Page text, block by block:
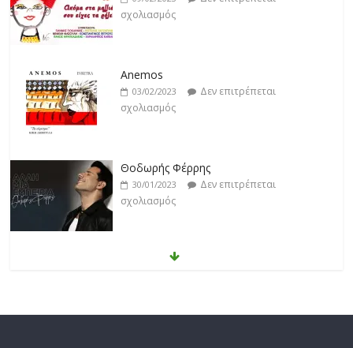
σχολιασμός
Anemos
03/02/2023
Δεν επιτρέπεται
σχολιασμός
Θοδωρής Φέρρης
30/01/2023
Δεν επιτρέπεται
σχολιασμός
Νίκος Ζιώγαλας